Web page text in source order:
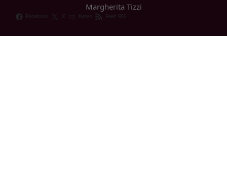
Margherita Tizzi
Facebook X News Feed RSS